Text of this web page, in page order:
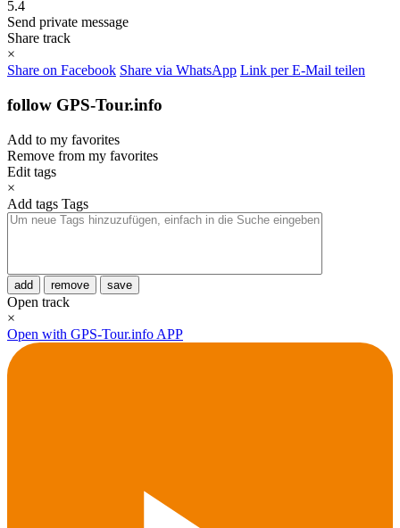
5.4
Send private message
Share track
×
Share on Facebook Share via WhatsApp Link per E-Mail teilen
follow GPS-Tour.info
Add to my favorites
Remove from my favorites
Edit tags
×
Add tags Tags
add remove save
Open track
×
Open with GPS-Tour.info APP